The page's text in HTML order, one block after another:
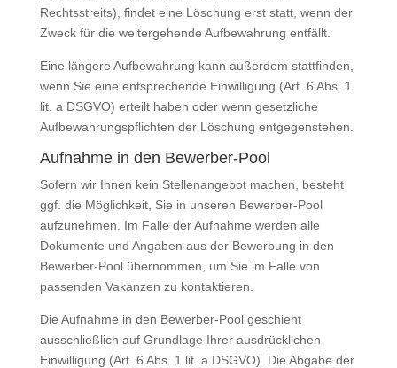
Rechtsstreits), findet eine Löschung erst statt, wenn der
Zweck für die weitergehende Aufbewahrung entfällt.
Eine längere Aufbewahrung kann außerdem stattfinden,
wenn Sie eine entsprechende Einwilligung (Art. 6 Abs. 1
lit. a DSGVO) erteilt haben oder wenn gesetzliche
Aufbewahrungspflichten der Löschung entgegenstehen.
Aufnahme in den Bewerber-Pool
Sofern wir Ihnen kein Stellenangebot machen, besteht
ggf. die Möglichkeit, Sie in unseren Bewerber-Pool
aufzunehmen. Im Falle der Aufnahme werden alle
Dokumente und Angaben aus der Bewerbung in den
Bewerber-Pool übernommen, um Sie im Falle von
passenden Vakanzen zu kontaktieren.
Die Aufnahme in den Bewerber-Pool geschieht
ausschließlich auf Grundlage Ihrer ausdrücklichen
Einwilligung (Art. 6 Abs. 1 lit. a DSGVO). Die Abgabe der